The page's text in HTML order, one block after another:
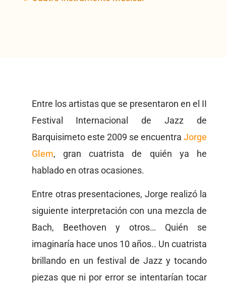
Entre los artistas que se presentaron en el II
Festival Internacional de Jazz de
Barquisimeto este 2009 se encuentraJorge
Glem, gran cuatrista de quién ya he
hablado en otras ocasiones.
Entre otras presentaciones, Jorge realizó la
siguiente interpretación con una mezcla de
Bach, Beethoven y otros… Quién se
imaginaría hace unos 10 años.. Un cuatrista
brillando en un festival de Jazz y tocando
piezas que ni por error se intentarían tocar